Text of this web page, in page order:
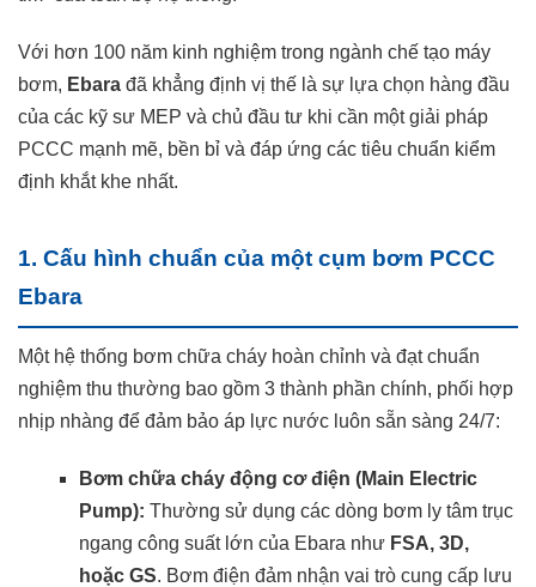
Với hơn 100 năm kinh nghiệm trong ngành chế tạo máy
bơm, Ebara đã khẳng định vị thế là sự lựa chọn hàng đầu
của các kỹ sư MEP và chủ đầu tư khi cần một giải pháp
PCCC mạnh mẽ, bền bỉ và đáp ứng các tiêu chuẩn kiểm
định khắt khe nhất.
1. Cấu hình chuẩn của một cụm bơm PCCC
Ebara
Một hệ thống bơm chữa cháy hoàn chỉnh và đạt chuẩn
nghiệm thu thường bao gồm 3 thành phần chính, phối hợp
nhịp nhàng để đảm bảo áp lực nước luôn sẵn sàng 24/7:
Bơm chữa cháy động cơ điện (Main Electric
Pump): Thường sử dụng các dòng bơm ly tâm trục
ngang công suất lớn của Ebara như FSA, 3D,
hoặc GS. Bơm điện đảm nhận vai trò cung cấp lưu